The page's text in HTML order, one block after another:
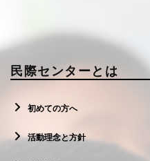
民際センターとは
初めての方へ
活動理念と方針